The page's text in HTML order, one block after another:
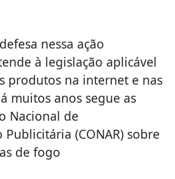
nessa ação
à legislação aplicável
produtos na internet e nas
muitos anos segue as
Nacional de
(CONAR) sobre
de fogo